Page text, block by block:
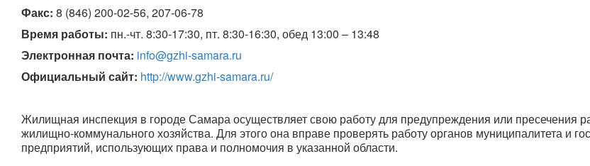
Факс: 8 (846) 200-02-56, 207-06-78
Время работы: пн.-чт. 8:30-17:30, пт. 8:30-16:30, обед 13:00 – 13:48
Электронная почта: info@gzhi-samara.ru
Официальный сайт: http://www.gzhi-samara.ru/
Жилищная инспекция в городе Самара осуществляет свою работу для предупреждения или пресечения
жилищно-коммунального хозяйства. Для этого она вправе проверять работу органов муниципалитета и
предприятий, использующих права и полномочия в указанной области.